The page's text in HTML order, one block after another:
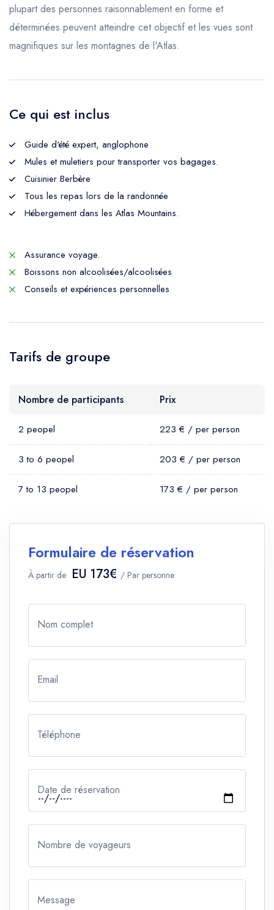
plupart des personnes raisonnablement en forme et
déterminées peuvent atteindre cet objectif et les vues sont
magnifiques sur les montagnes de l'Atlas.
Ce qui est inclus
Guide d'été expert, anglophone
Mules et muletiers pour transporter vos bagages.
Cuisinier Berbère
Tous les repas lors de la randonnée
Hébergement dans les Atlas Mountains.
Assurance voyage.
Boissons non alcoolisées/alcoolisées
Conseils et expériences personnelles
Tarifs de groupe
Nombre de participants Prix
2 peopel 223 € / per person
3 to 6 peopel 203 € / per person
7 to 13 peopel 173 € / per person
Formulaire de réservation
À partir de EU 173€ / Par personne
Nom complet
Email
Téléphone
Date de réservation
Nombre de voyageurs
Message